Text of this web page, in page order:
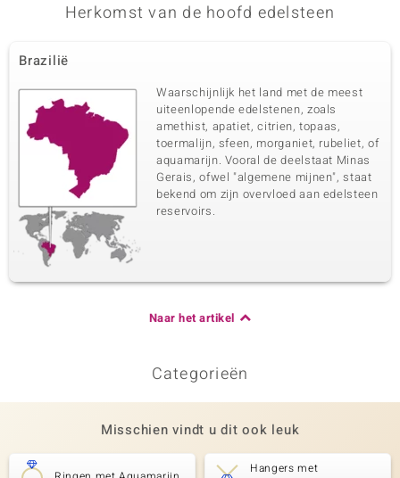
Herkomst van de hoofd edelsteen
Brazilië
Waarschijnlijk het land met de meest
uiteenlopende edelstenen, zoals
amethist, apatiet, citrien, topaas,
toermalijn, sfeen, morganiet, rubeliet, of
aquamarijn. Vooral de deelstaat Minas
Gerais, ofwel "algemene mijnen", staat
bekend om zijn overvloed aan edelsteen
reservoirs.
Naar het artikel
Categorieën
Misschien vindt u dit ook leuk
Hangers met